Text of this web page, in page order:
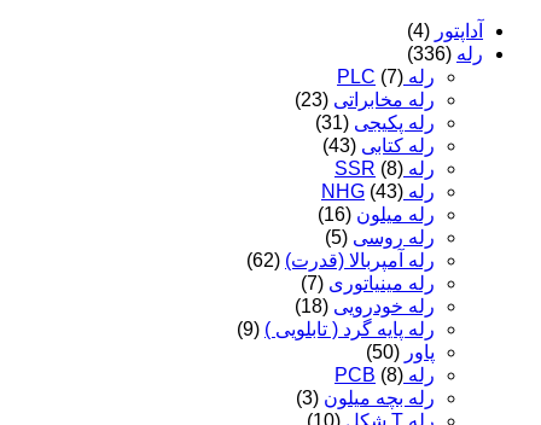
آداپتور (4)
رله (336)
رله PLC (7)
رله مخابراتی (23)
رله پکیجی (31)
رله کتابی (43)
رله SSR (8)
رله NHG (43)
رله میلون (16)
رله روسی (5)
رله آمپربالا (قدرت) (62)
رله مینیاتوری (7)
رله خودرویی (18)
رله پایه گرد ( تابلویی ) (9)
پاور (50)
رله PCB (8)
رله بچه میلون (3)
رله T شکل
(10)